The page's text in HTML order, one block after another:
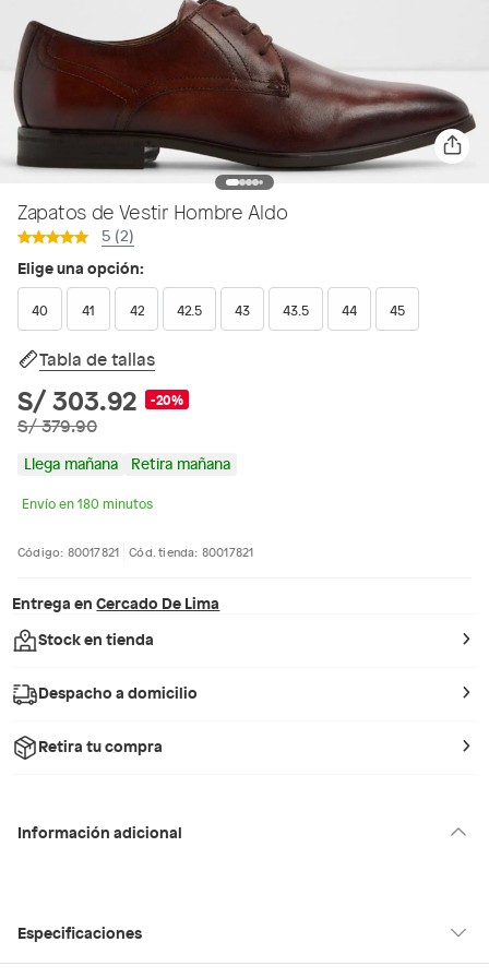
Zapatos de Vestir Hombre Aldo
5 (2)
Elige una opción:
40 41 42 42.5 43 43.5 44 45
Tabla de tallas
S/ 303.92 -20%
S/ 379.90
Llega mañana Retira mañana
Envío en 180 minutos
Código: 80017821 Cód. tienda: 80017821
Entrega en Cercado De Lima
Stock en tienda
Despacho a domicilio
Retira tu compra
Información adicional
Especificaciones